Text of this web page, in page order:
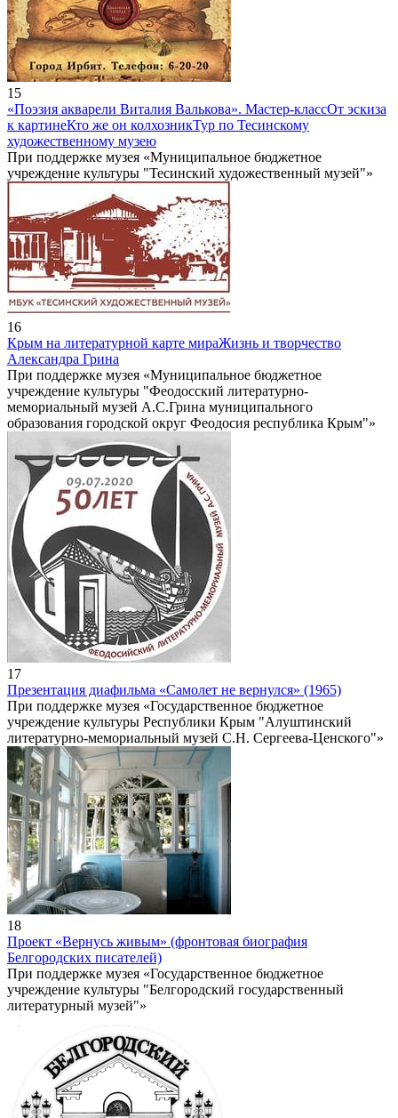
15
«Поэзия акварели Виталия Валькова». Мастер-классОт эскиза
к картинеКто же он колхозникТур по Тесинскому
художественному музею
При поддержке музея «Муниципальное бюджетное
учреждение культуры "Тесинский художественный музей"»
16
Крым на литературной карте мираЖизнь и творчество
Александра Грина
При поддержке музея «Муниципальное бюджетное
учреждение культуры "Феодосский литературно-
мемориальный музей А.С.Грина муниципального
образования городской округ Феодосия республика Крым"»
17
Презентация диафильма «Самолет не вернулся» (1965)
При поддержке музея «Государственное бюджетное
учреждение культуры Республики Крым "Алуштинский
литературно-мемориальный музей С.Н. Сергеева-Ценского"»
18
Проект «Вернусь живым» (фронтовая биография
Белгородских писателей)
При поддержке музея «Государственное бюджетное
учреждение культуры "Белгородский государственный
литературный музей"»